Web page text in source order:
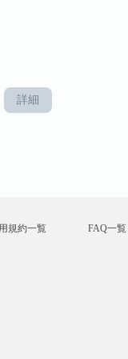
詳細
規約一覧 FAQ一覧